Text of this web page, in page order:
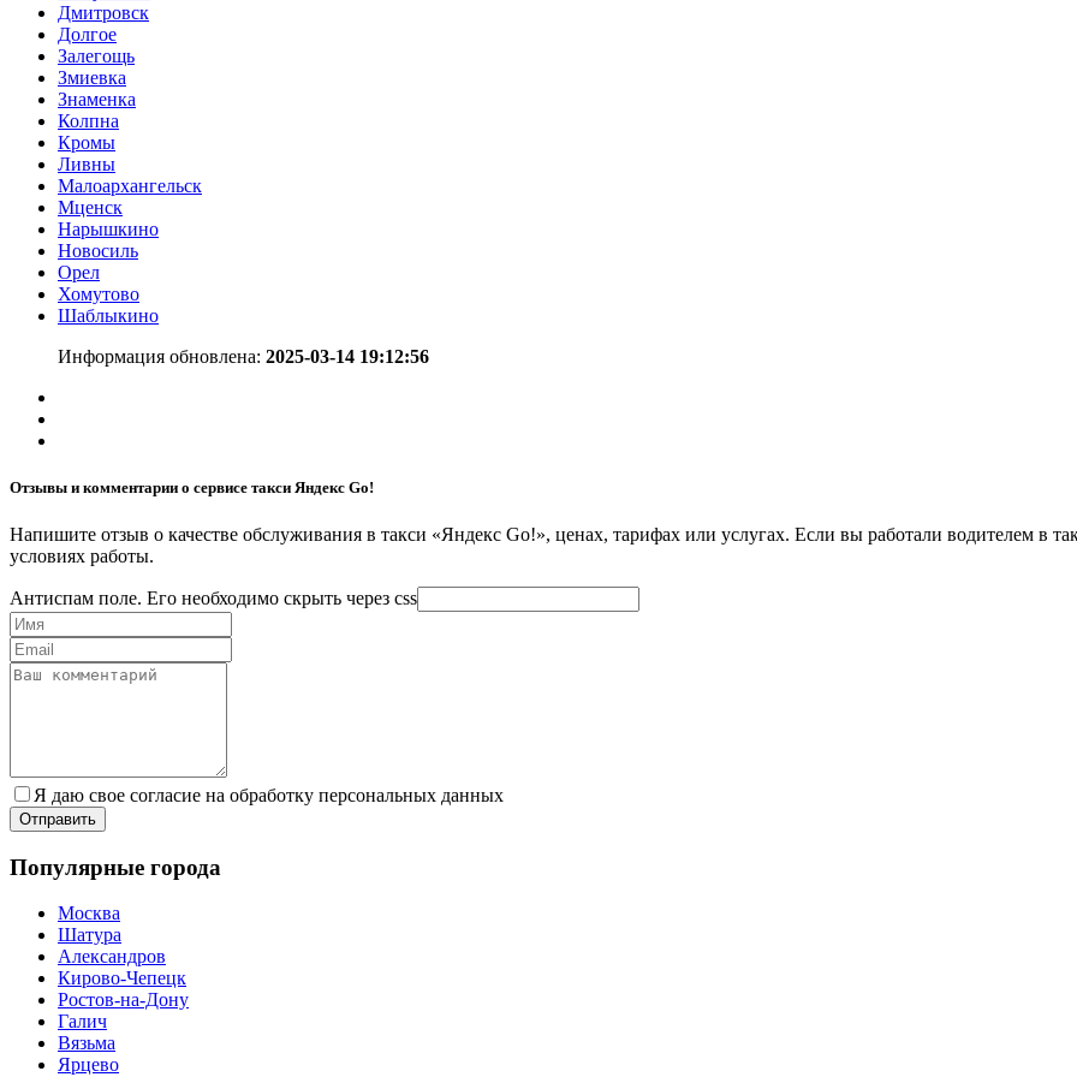
Дмитровск
Долгое
Залегощь
Змиевка
Знаменка
Колпна
Кромы
Ливны
Малоархангельск
Мценск
Нарышкино
Новосиль
Орел
Хомутово
Шаблыкино
Информация обновлена: 2025-03-14 19:12:56
Отзывы и комментарии о сервисе такси Яндекс Go!
Напишите отзыв о качестве обслуживания в такси «Яндекс Go!», ценах, тарифах или услугах. Если вы работали водителем в
условиях работы.
Антиспам поле. Его необходимо скрыть через css
Я даю свое согласие на обработку персональных данных
Популярные города
Москва
Шатура
Александров
Кирово-Чепецк
Ростов-на-Дону
Галич
Вязьма
Ярцево